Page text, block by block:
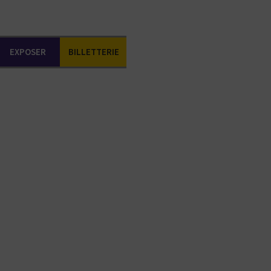
EXPOSER BILLETTERIE